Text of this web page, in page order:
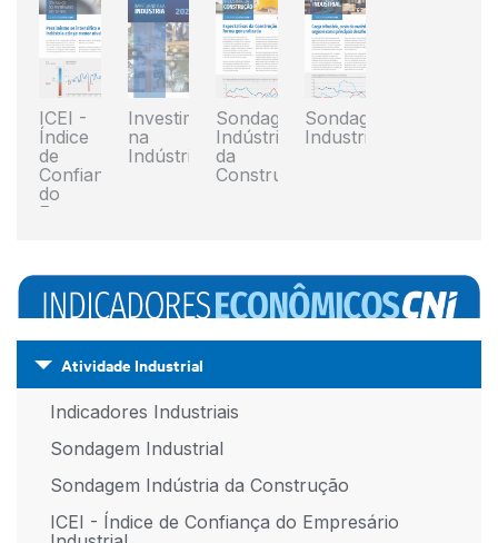
ICEI -
Índice
de
Confiança
do
Empresário
Investimentos
na
Indústria
Sondagem
Indústria
da
Construção
Sondagem
Industrial
Atividade Industrial
Indicadores Industriais
Sondagem Industrial
Sondagem Indústria da Construção
ICEI - Índice de Confiança do Empresário